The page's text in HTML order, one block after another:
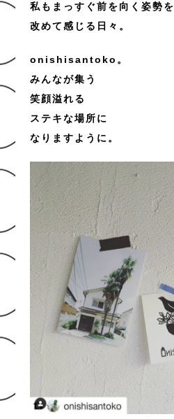
私もまっすぐ前を向く姿勢を
改めて感じる日々。
onishisantoko。
みんなが集う
笑顔溢れる
ステキな場所に
なりますように。